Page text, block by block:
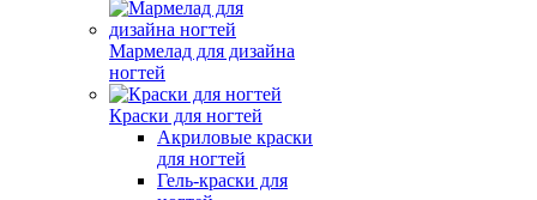
Мармелад для дизайна
ногтей
Краски для ногтей
Акриловые краски
для ногтей
Гель-краски для